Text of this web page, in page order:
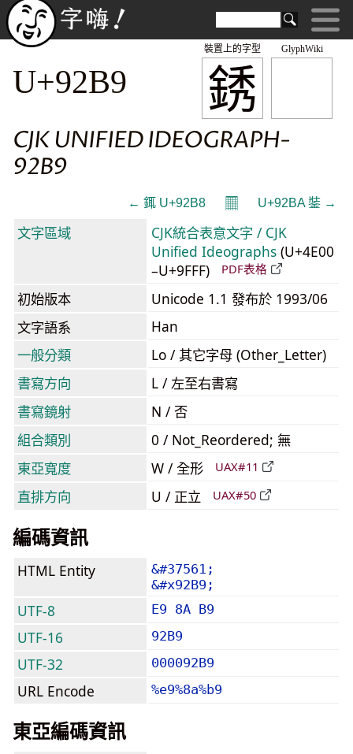
GlyphWiki
銹
裝置上的字型
U+92B9
CJK UNIFIED IDEOGRAPH-
92B9
← 銸 U+92B8 𝄜 U+92BA 銺 →
文字區域
CJK統合表意文字 / CJK
Unified Ideographs (U+4E00
–U+9FFF)
PDF表格
初始版本
Unicode 1.1 發布於 1993/06
文字語系
Han
一般分類
Lo / 其它字母 (Other_Letter)
書寫方向
L / 左至右書寫
書寫鏡射
N / 否
組合類別
0 / Not_Reordered; 無
東亞寬度
W / 全形 UAX#11
直排方向 U / 正立 UAX#50
編碼資訊
HTML Entity
&#37561;
&#x92B9;
UTF-8 E9 8A B9
UTF-16 92B9
UTF-32 000092B9
URL Encode %e9%8a%b9
東亞編碼資訊